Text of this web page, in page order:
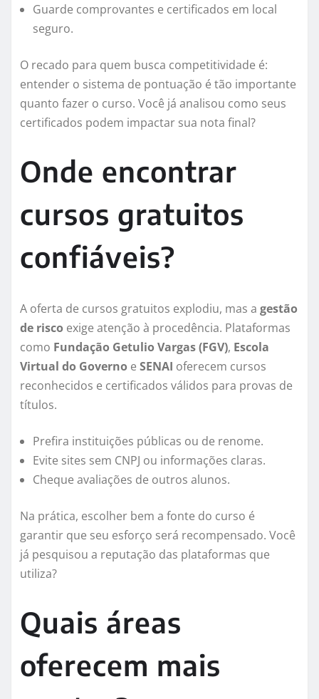
Guarde comprovantes e certificados em local
seguro.
O recado para quem busca competitividade é:
entender o sistema de pontuação é tão importante
quanto fazer o curso. Você já analisou como seus
certificados podem impactar sua nota final?
Onde encontrar
cursos gratuitos
confiáveis?
A oferta de cursos gratuitos explodiu, mas a gestão
de risco exige atenção à procedência. Plataformas
como Fundação Getulio Vargas (FGV), Escola
Virtual do Governo e SENAI oferecem cursos
reconhecidos e certificados válidos para provas de
títulos.
Prefira instituições públicas ou de renome.
Evite sites sem CNPJ ou informações claras.
Cheque avaliações de outros alunos.
Na prática, escolher bem a fonte do curso é
garantir que seu esforço será recompensado. Você
já pesquisou a reputação das plataformas que
utiliza?
Quais áreas
oferecem mais